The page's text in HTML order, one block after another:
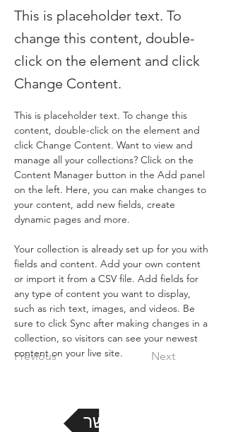
This is placeholder text. To
change this content, double-
click on the element and click
Change Content.
Previous Next
This is placeholder text. To change this
content, double-click on the element and
click Change Content. Want to view and
manage all your collections? Click on the
Content Manager button in the Add panel
on the left. Here, you can make changes to
your content, add new fields, create
dynamic pages and more.
Your collection is already set up for you with
fields and content. Add your own content
or import it from a CSV file. Add fields for
any type of content you want to display,
such as rich text, images, and videos. Be
sure to click Sync after making changes in a
collection, so visitors can see your newest
content on your live site.
צור קשר